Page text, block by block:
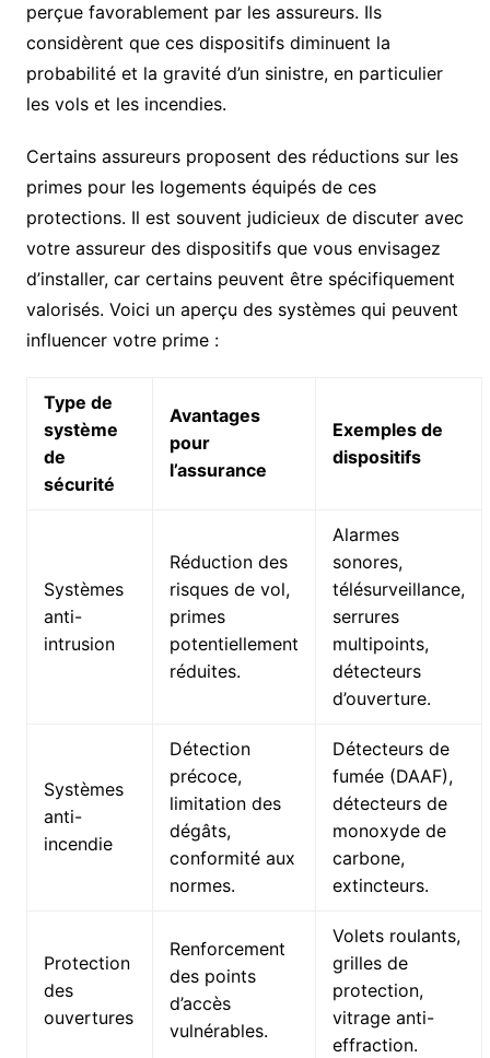
perçue favorablement par les assureurs. Ils
considèrent que ces dispositifs diminuent la
probabilité et la gravité d’un sinistre, en particulier
les vols et les incendies.
Certains assureurs proposent des réductions sur les
primes pour les logements équipés de ces
protections. Il est souvent judicieux de discuter avec
votre assureur des dispositifs que vous envisagez
d’installer, car certains peuvent être spécifiquement
valorisés. Voici un aperçu des systèmes qui peuvent
influencer votre prime :
Type de
système
de
sécurité
Avantages
pour
l’assurance
Exemples de
dispositifs
Systèmes
anti-
intrusion
Réduction des
risques de vol,
primes
potentiellement
réduites.
Alarmes
sonores,
télésurveillance,
serrures
multipoints,
détecteurs
d’ouverture.
Systèmes
anti-
incendie
Détection
précoce,
limitation des
dégâts,
conformité aux
normes.
Détecteurs de
fumée (DAAF),
détecteurs de
monoxyde de
carbone,
extincteurs.
Protection
des
ouvertures
Renforcement
des points
d’accès
vulnérables.
Volets roulants,
grilles de
protection,
vitrage anti-
effraction.